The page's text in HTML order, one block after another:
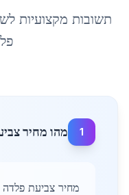
תשובות מקצועיות
1 מהו מחיר